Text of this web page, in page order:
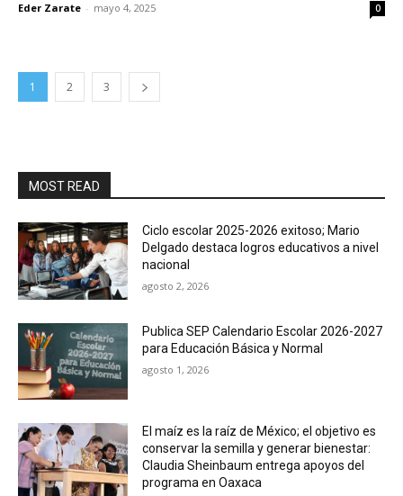
Eder Zarate - mayo 4, 2025 0
1 2 3
MOST READ
Ciclo escolar 2025-2026 exitoso; Mario
Delgado destaca logros educativos a nivel
nacional
agosto 2, 2026
Publica SEP Calendario Escolar 2026-2027
para Educación Básica y Normal
agosto 1, 2026
El maíz es la raíz de México; el objetivo es
conservar la semilla y generar bienestar:
Claudia Sheinbaum entrega apoyos del
programa en Oaxaca